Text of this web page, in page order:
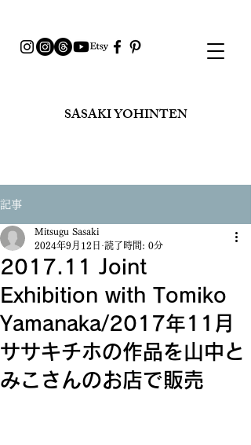
SASAKI YOHINTEN​
記事
2017.11 Joint
Exhibition with Tomiko
Yamanaka/2017年11月
ササキチホの作品を山中と
みこさんのお店で販売
Mitsugu Sasaki
2024年9月12日 読了時間: 0分